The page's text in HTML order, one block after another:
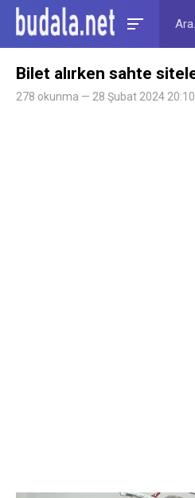
Bilet alırken sahte
278 okunma — 28 Şubat 2024 20:10